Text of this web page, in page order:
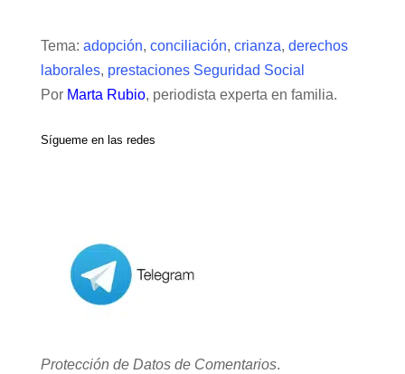
Tema: adopción, conciliación, crianza, derechos
laborales, prestaciones Seguridad Social
Por Marta Rubio, periodista experta en familia.
Sígueme en las redes
Protección de Datos de Comentarios.